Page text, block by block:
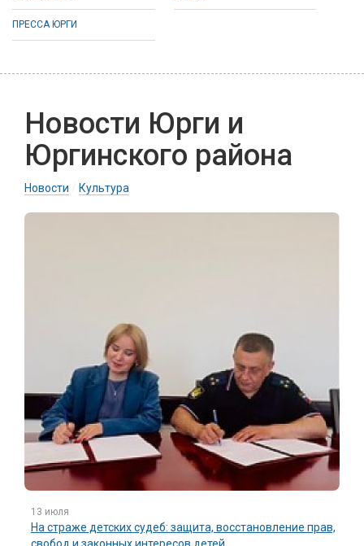
ПРЕССА ЮРГИ
Новости Юрги и
Юргинского района
Новости Культура
13 июля
На страже детских судеб: защита, восстановление прав,